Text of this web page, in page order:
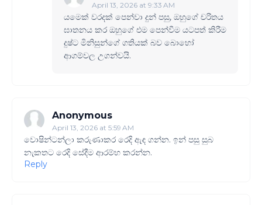
April 13, 2026 at 9:33 AM
යමෙක් වරදක් පෙන්වා දුන් පසු, ඔහුගේ චරිතය
ඝාතනය කර ඔහුගේ එම පෙන්වීම යටපත් කිරීම
දුෂ්ට මිනිසුන්ගේ ගතියක් බව බොහෝ
ආගම්වල උගන්වයි.
Anonymous
April 13, 2026 at 5:59 AM
වොෂින්ටන්ලා කරුණාකර රෙදි ඇඳ ගන්න. ඉන් පසු සුබ
නැකතට රෙදි සේදීම ආරම්භ කරන්න.
Reply